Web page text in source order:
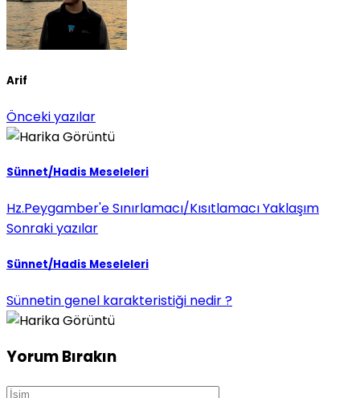
Arif
Önceki yazılar
Sünnet/Hadis Meseleleri
Hz.Peygamber'e Sınırlamacı/Kısıtlamacı Yaklaşım
Sonraki yazılar
Sünnet/Hadis Meseleleri
Sünnetin genel karakteristiği nedir ?
Yorum Bırakın